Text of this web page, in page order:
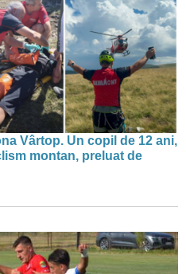
Vârtop. Un copil de 12 ani,
montan, preluat de